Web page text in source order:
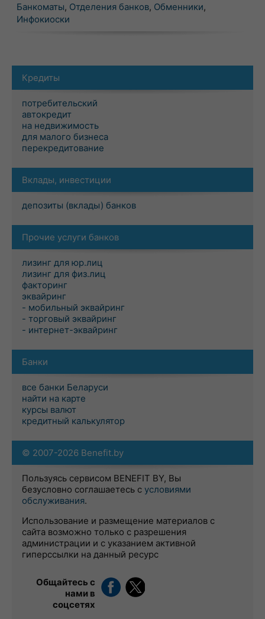
Банкоматы, Отделения банков, Обменники,
Инфокиоски
Кредиты
потребительский
автокредит
на недвижимость
для малого бизнеса
перекредитование
Вклады, инвестиции
депозиты (вклады) банков
Прочие услуги банков
лизинг для юр.лиц
лизинг для физ.лиц
факторинг
эквайринг
- мобильный эквайринг
- торговый эквайринг
- интернет-эквайринг
Банки
все банки Беларуси
найти на карте
курсы валют
кредитный калькулятор
© 2007-2026 Benefit.by
Пользуясь сервисом BENEFIT BY, Вы
безусловно соглашаетесь с условиями
обслуживания.
Использование и размещение материалов с
сайта возможно только с разрешения
администрации и с указанием активной
гиперссылки на данный ресурс
Общайтесь с
нами в
соцсетях